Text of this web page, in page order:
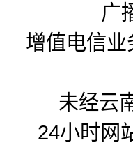
广
增值电信
未经云
24小时网